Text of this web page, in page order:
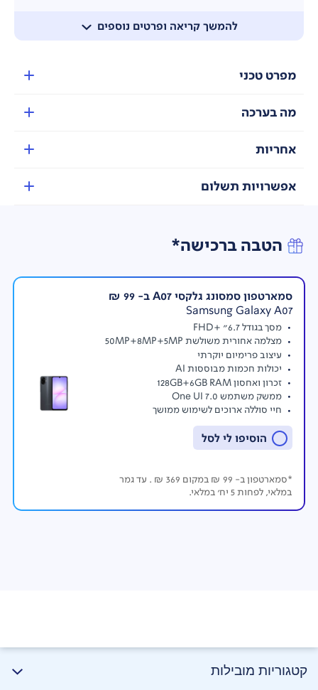
להמשך קריאה ופרטים נוספיםמערכת הפעלה -Windows 11 Home
משקל
מידות -
מגיע עם Lenovo® Digital Pen
מפרט טכני
מה בערכה
אחריות
אפשרויות תשלום
הטבה ברכישה*
סמארטפון סמסונג גלקסי A07 ב- 99 ₪
Samsung Galaxy A07
מסך בגודל 6.7” +FHD
מצלמה אחורית משולשת 50MP+8MP+5MP
עיצוב פרימיום יוקרתי
יכולות חכמות מבוססות AI
זכרון ואחסון 128GB+6GB RAM
ממשק משתמש One UI 7.0
חיי סוללה ארוכים לשימוש ממושך
הוסיפו לי לסל
*סמארטפון ב- 99 ₪ במקום 369 ₪ . עד גמר
במלאי, לפחות 5 יח' במלאי.
קטגוריות מובילות